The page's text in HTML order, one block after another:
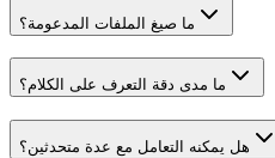
ما صيغ الملفات المدعومة؟
ما مدى دقة التعرف على الكلام؟
هل يمكنه التعامل مع عدة متحدثين؟